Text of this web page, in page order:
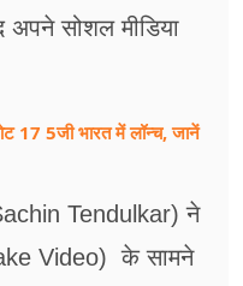
सोशल मीडिया
5जी भारत में लॉन्च, जानें
Tendulkar) ने
Video) के सामने